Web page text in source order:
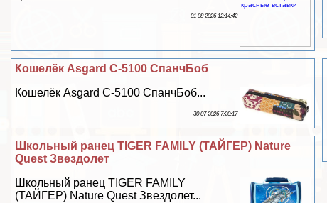
01 08 2026 12:14:42
Кошелёк Asgard С-5100 СпанчБоб
Кошелёк Asgard С-5100 СпанчБоб...
30 07 2026 7:20:17
Школьный ранец TIGER FAMILY (ТАЙГЕР) Nature
Quest Звездолет
Школьный ранец TIGER FAMILY
(ТАЙГЕР) Nature Quest Звездолет...